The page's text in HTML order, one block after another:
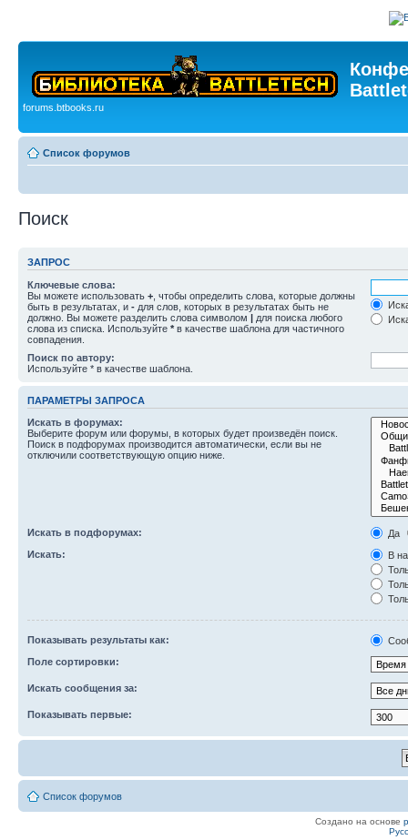
forums.btbooks.ru
Список форумов
Поиск
ЗАПРОС
Ключевые слова:
Вы можете использовать + , чтобы определить слова, которые должны
быть в результатах, и - для слов, которых в результатах быть не
должно. Вы можете разделить слова символом | для поиска любого
слова из списка. Используйте * в качестве шаблона для частичного
совпадения.
Поиск по автору:
Используйте * в качестве шаблона.
ПАРАМЕТРЫ ЗАПРОСА
Искать в форумах:
Выберите форум или форумы, в которых будет произведён поиск.
Поиск в подфорумах производится автоматически, если вы не
отключили соответствующую опцию ниже.
Искать в подфорумах:
Да
Искать:
В
Показывать результаты как:
Поле сортировки:
Искать сообщения за:
Показывать первые:
Список форумов
Создано на основе